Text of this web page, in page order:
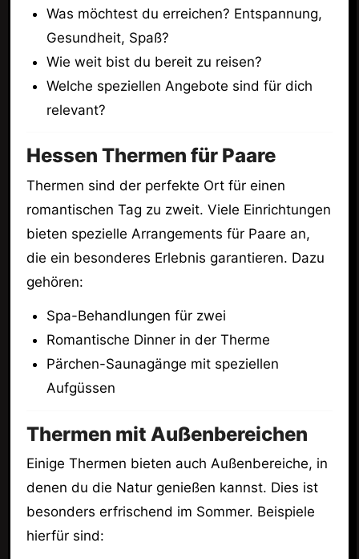
Was möchtest du erreichen? Entspannung,
Gesundheit, Spaß?
Wie weit bist du bereit zu reisen?
Welche speziellen Angebote sind für dich
relevant?
Hessen Thermen für Paare
Thermen sind der perfekte Ort für einen
romantischen Tag zu zweit. Viele Einrichtungen
bieten spezielle Arrangements für Paare an,
die ein besonderes Erlebnis garantieren. Dazu
gehören:
Spa-Behandlungen für zwei
Romantische Dinner in der Therme
Pärchen-Saunagänge mit speziellen
Aufgüssen
Thermen mit Außenbereichen
Einige Thermen bieten auch Außenbereiche, in
denen du die Natur genießen kannst. Dies ist
besonders erfrischend im Sommer. Beispiele
hierfür sind: